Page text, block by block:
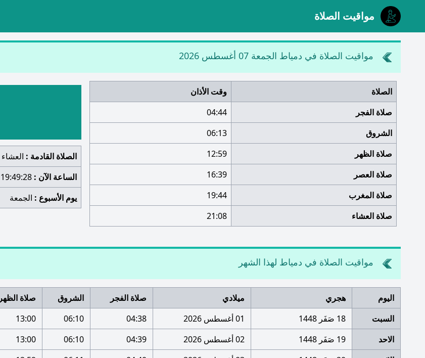
مواقيت الصلاة
مواقيت الصلاة في دمياط الجمعة 07 أغسطس 2026
الصلاة
وقت الأذان
صلاة الفجر
04:44
الشروق
06:13
صلاة الظهر
12:59
صلاة العصر
16:39
صلاة المغرب
19:44
صلاة العشاء
21:08
الصلاة القادمة : العشاء
الساعة الآن : 19:49:29
يوم الأسبوع : الجمعة
مواقيت الصلاة في دمياط لهذا الشهر
اليوم هجري ميلادي صلاة الفجر الشروق صلاة الظهر
السبت
18 صَفَر 1448 01 أغسطس 2026 04:38
06:10
13:00
الاحد
19 صَفَر 1448 02 أغسطس 2026 04:39
06:10
13:00